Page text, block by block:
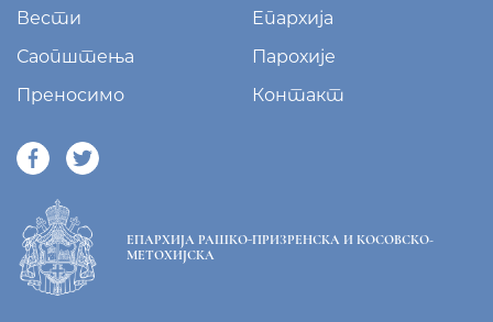
Вести
Епархија
Саопштења
Парохије
Преносимо
Контакт
ЕПАРХИЈА РАШКО-ПРИЗРЕНСКА И КОСОВСКО-
МЕТОХИЈСКА